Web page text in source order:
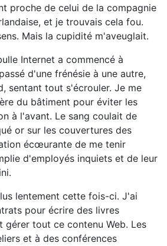
proche de celui de la compagnie
et je trouvais cela fou.
Mais la cupidité m'aveuglait.
Internet a commencé à
d'une frénésie à une autre,
sentant tout s'écrouler. Je me
du bâtiment pour éviter les
à l'avant. Le sang coulait de
or sur les couvertures des
écœurante de me tenir
d'employés inquiets et de leur
lentement cette fois-ci. J'ai
pour écrire des livres
gérer tout ce contenu Web. Les
et à des conférences